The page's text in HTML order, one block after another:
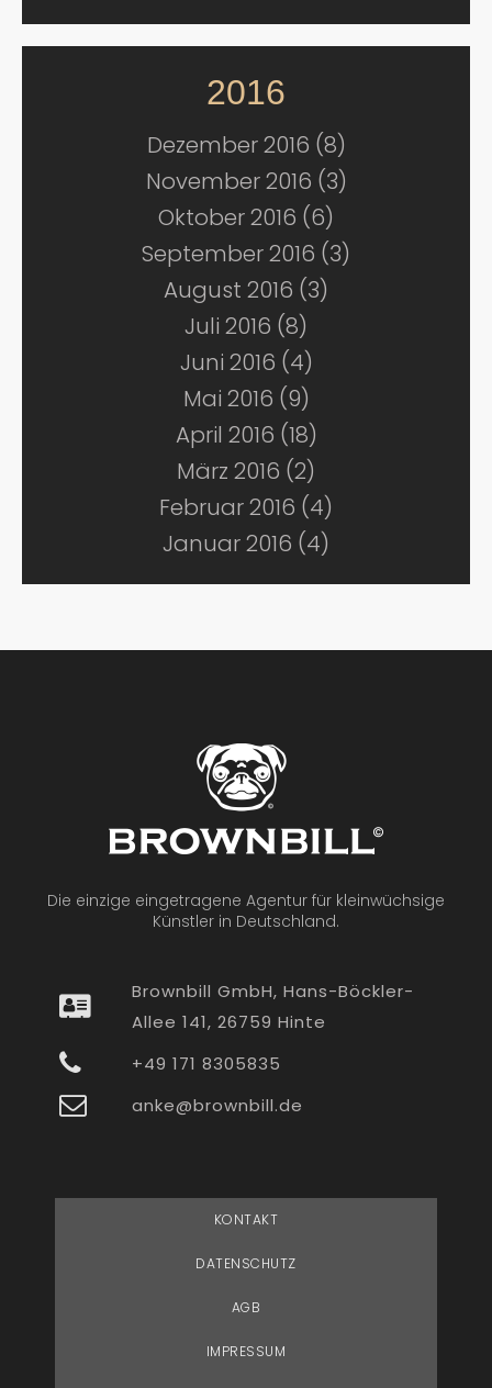
2016
Dezember 2016 (8)
November 2016 (3)
Oktober 2016 (6)
September 2016 (3)
August 2016 (3)
Juli 2016 (8)
Juni 2016 (4)
Mai 2016 (9)
April 2016 (18)
März 2016 (2)
Februar 2016 (4)
Januar 2016 (4)
Die einzige eingetragene Agentur für kleinwüchsige
Künstler in Deutschland.
Brownbill GmbH, Hans-Böckler-
Allee 141, 26759 Hinte
+49 171 8305835
anke@brownbill.de
KONTAKT
DATENSCHUTZ
AGB
IMPRESSUM